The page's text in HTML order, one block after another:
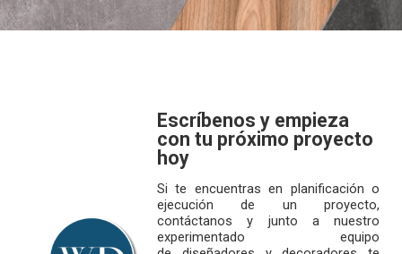
r
n
a
e
g
a
r
o
n
e
n
i
Escríbenos y empieza
con tu próximo proyecto
hoy
Si te encuentras en planificación o
ejecución de un proyecto,
contáctanos y junto a nuestro
experimentado equipo